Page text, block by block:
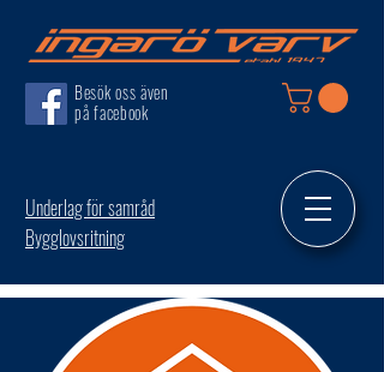
Besök oss även
på facebook
Underlag för samråd
Bygglovsritning